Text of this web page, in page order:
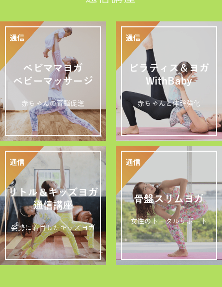
ベビママヨガ
ベビーマッサージ
赤ちゃんの育脳促進
ピラティス＆ヨガ
WithBaby
赤ちゃんと体幹強化
リトル＆キッズヨガ
通信講座
姿勢に着目したキッズヨガ
骨盤スリムヨガ
女性のトータルサポート